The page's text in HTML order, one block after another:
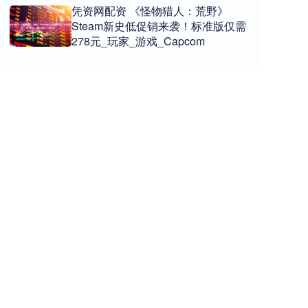
凭资网配资 《怪物猎人：荒野》
Steam新史低促销来袭！标准版仅需
278元_玩家_游戏_Capcom